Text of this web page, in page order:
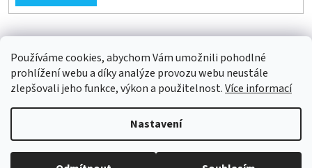
Používáme cookies, abychom Vám umožnili pohodlné
prohlížení webu a díky analýze provozu webu neustále
zlepšovali jeho funkce, výkon a použitelnost.Více informací
Nastavení
Vytvořil Shoptet